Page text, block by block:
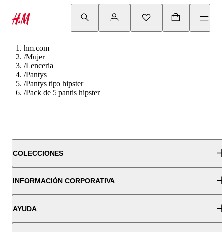
hm.com
/Mujer
/Lenceria
/Pantys
/Pantys tipo hipster
/Pack de 5 pantis hipster
COLECCIONES
INFORMACIÓN CORPORATIVA
AYUDA